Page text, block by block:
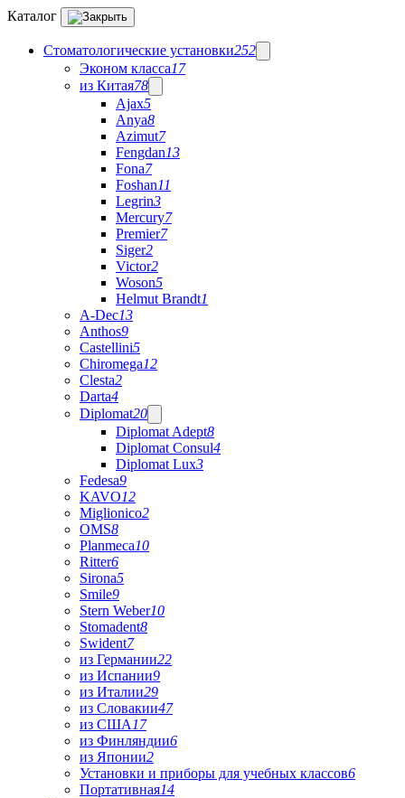
Каталог
Стоматологические установки252
Эконом класса17
из Китая78
Ajax5
Anya8
Azimut7
Fengdan13
Fona7
Foshan11
Legrin3
Mercury7
Premier7
Siger2
Victor2
Woson5
Helmut Brandt1
A-Dec13
Anthos9
Castellini5
Chiromega12
Clesta2
Darta4
Diplomat20
Diplomat Adept8
Diplomat Consul4
Diplomat Lux3
Fedesa9
KAVO12
Miglionico2
OMS8
Planmeca10
Ritter6
Sirona5
Smile9
Stern Weber10
Stomadent8
Swident7
из Германии22
из Испании9
из Италии29
из Словакии47
из США 17
из Финляндии6
из Японии2
Установки и приборы для учебных классов6
Портативная14